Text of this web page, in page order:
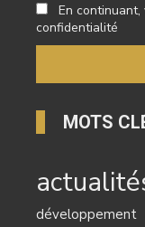
En
confidentialité
MOTS
développement